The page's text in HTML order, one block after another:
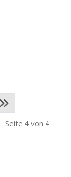
Seite 4 von 4